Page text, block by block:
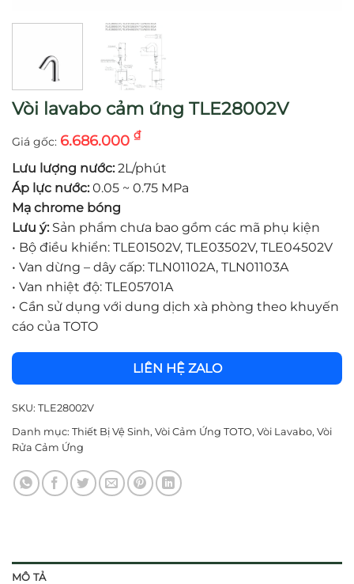
Vòi lavabo cảm ứng TLE28002V
6.686.000 ₫
Lưu lượng nước: 2L/phút
Áp lực nước: 0.05 ~ 0.75 MPa
Mạ chrome bóng
Lưu ý: Sản phẩm chưa bao gồm các mã phụ kiện
• Bộ điều khiển: TLE01502V, TLE03502V, TLE04502V
• Van dừng – dây cấp: TLN01102A, TLN01103A
• Van nhiệt độ: TLE05701A
• Cần sử dụng với dung dịch xà phòng theo khuyến
cáo của TOTO
LIÊN HỆ ZALO
SKU: TLE28002V
Danh mục: Thiết Bị Vệ Sinh, Vòi Cảm Ứng TOTO, Vòi Lavabo, Vòi
Rửa Cảm Ứng
MÔ TẢ